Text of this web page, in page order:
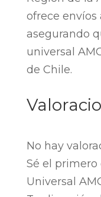
ofrece envíos
asegurando
universal
de Chile.
No hay
Sé el primero
Universal